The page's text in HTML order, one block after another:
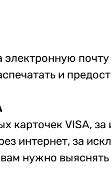
и
карточек VISA,
интернет, за
нужно